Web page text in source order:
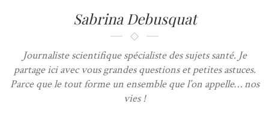
Sabrina Debusquat
Journaliste scientifique spécialiste des sujets santé. Je
partage ici avec vous grandes questions et petites astuces.
Parce que le tout forme un ensemble que l’on appelle… nos
vies !